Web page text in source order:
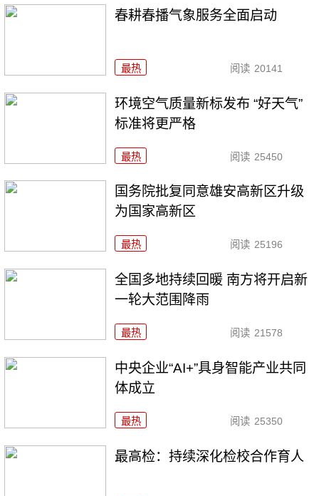
春耕春播气象服务全面启动
最热 阅读 20141
环境空气质量新标发布 “好天气”
标准将更严格
最热 阅读 25450
国务院批复同意雄安高新区升级
为国家高新区
最热 阅读 25196
全国多地持续回暖 南方将开启新
一轮大范围降雨
最热 阅读 21578
中央企业“AI+”具身智能产业共同
体成立
最热 阅读 25350
最高检：持续深化检校合作育人